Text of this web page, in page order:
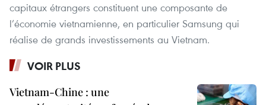
capitaux étrangers constituent une composante de
l’économie vietnamienne, en particulier Samsung qui
réalise de grands investissements au Vietnam.
VOIR PLUS
Vietnam-Chine : une